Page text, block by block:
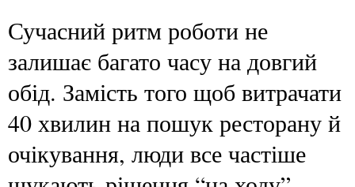
Сучасний ритм роботи не
залишає багато часу на довгий
обід. Замість того щоб витрачати
40 хвилин на пошук ресторану й
очікування, люди все частіше